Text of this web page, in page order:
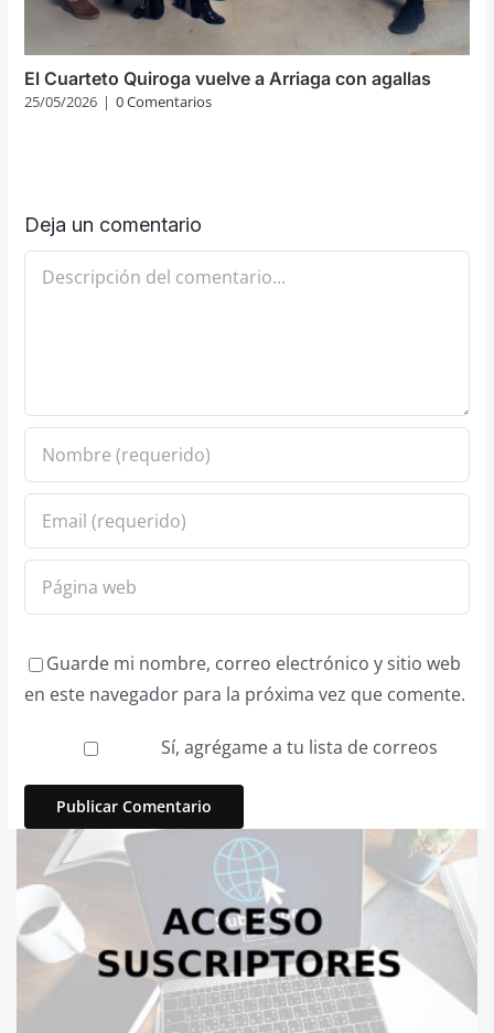
El Cuarteto Quiroga vuelve a Arriaga con agallas
25/05/2026 | 0 Comentarios
Deja un comentario
Comentario
Guarde mi nombre, correo electrónico y sitio web
en este navegador para la próxima vez que comente.
Sí, agrégame a tu lista de correos